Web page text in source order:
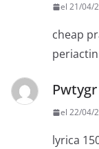
el 21/04/
cheap
Pwtygr
el 22/04/
lyrica